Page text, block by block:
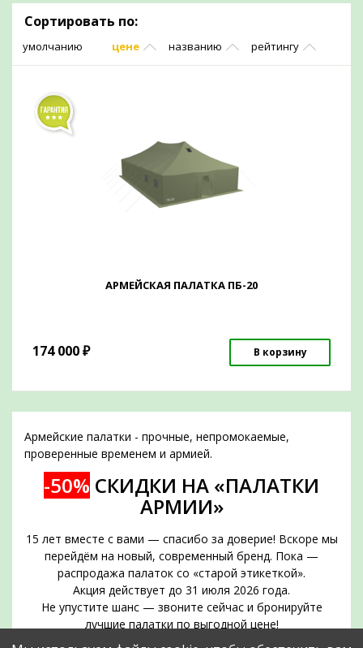
Сортировать по:
умолчанию цене названию рейтингу
АРМЕЙСКАЯ ПАЛАТКА ПБ-20
174 000₽ В корзину
Армейские палатки - прочные, непромокаемые,
проверенные временем и армией.
-50% СКИДКИ НА «ПАЛАТКИ
АРМИИ»
15 лет вместе с вами — спасибо за доверие! Вскоре мы
перейдём на новый, современный бренд. Пока —
распродажа палаток со «старой этикеткой».
Акция действует до 31 июля 2026 года.
Не упустите шанс — звоните сейчас и бронируйте
лучшие палатки по выгодной цене!
Срок действия акции — до 31 июля 2026 года